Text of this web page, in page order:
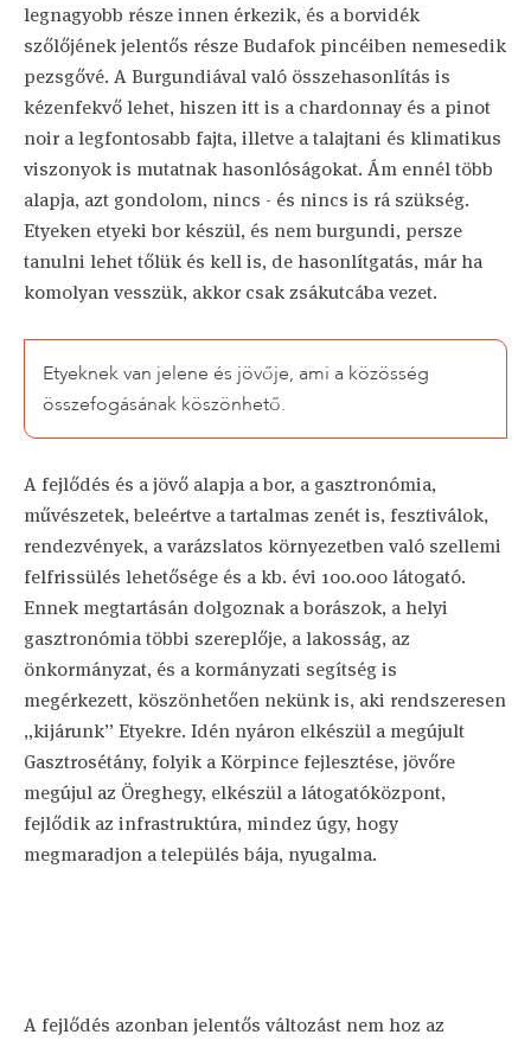
legnagyobb része innen érkezik, és a borvidék
szőlőjének jelentős része Budafok pincéiben nemesedik
pezsgővé. A Burgundiával való összehasonlítás is
kézenfekvő lehet, hiszen itt is a chardonnay és a pinot
noir a legfontosabb fajta, illetve a talajtani és klimatikus
viszonyok is mutatnak hasonlóságokat. Ám ennél több
alapja, azt gondolom, nincs - és nincs is rá szükség.
Etyeken etyeki bor készül, és nem burgundi, persze
tanulni lehet tőlük és kell is, de hasonlítgatás, már ha
komolyan vesszük, akkor csak zsákutcába vezet.
Etyeknek van jelene és jövője, ami a közösség
összefogásának köszönhető.
A fejlődés és a jövő alapja a bor, a gasztronómia,
művészetek, beleértve a tartalmas zenét is, fesztiválok,
rendezvények, a varázslatos környezetben való szellemi
felfrissülés lehetősége és a kb. évi 100.000 látogató.
Ennek megtartásán dolgoznak a borászok, a helyi
gasztronómia többi szereplője, a lakosság, az
önkormányzat, és a kormányzati segítség is
megérkezett, köszönhetően nekünk is, aki rendszeresen
„kijárunk” Etyekre. Idén nyáron elkészül a megújult
Gasztrosétány, folyik a Körpince fejlesztése, jövőre
megújul az Öreghegy, elkészül a látogatóközpont,
fejlődik az infrastruktúra, mindez úgy, hogy
megmaradjon a település bája, nyugalma.
A fejlődés azonban jelentős változást nem hoz az